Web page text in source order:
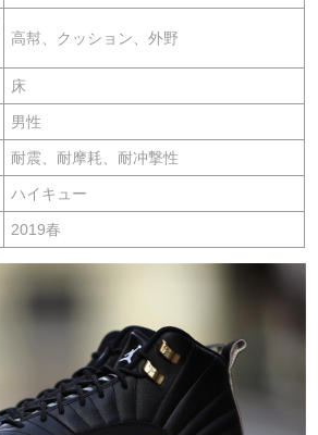
高幇、クッション、外野
床
男性
耐震、耐摩耗、耐冲撃性
ハイキュー
2019春